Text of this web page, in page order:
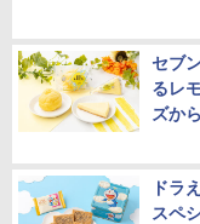
セブ
るレ
ズか
ドラ
スペ